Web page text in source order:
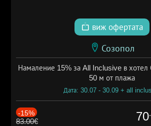
виж офертата
Созопол
Намаление 15% за All Inclusive в хотел
50 м от плажа
Дата: 30.07 - 30.09 + all
-15%
83.00€ 70